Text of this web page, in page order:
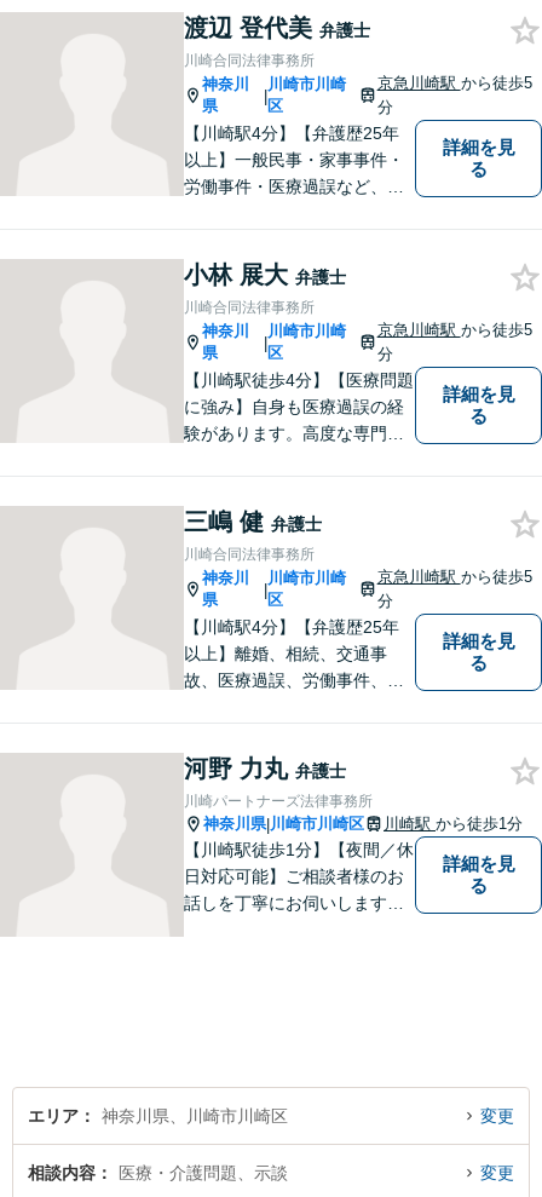
と情熱により実現してまいり
ます！お気軽にご相談を！
【初回相談無料】
渡辺 登代美 弁護士
川崎合同法律事務所
神奈川
県
|
川崎市川崎
区
京急川崎駅 から徒歩5
分
【川崎駅4分】【弁護歴25年
以上】一般民事・家事事件・
労働事件・医療過誤など、幅
お話できる弁護士です。どの
ような事案・相手であって
も、正当な権利の主張に努め
ます。ご相談お待ちしていま
す！
詳細を見
る
小林 展大 弁護士
川崎合同法律事務所
神奈川
県
|
川崎市川崎
区
京急川崎駅 から徒歩5
分
【川崎駅徒歩4分】【医療問題
に強み】自身も医療過誤の経
験があります。高度な専門知
て生活できるよう全力で取り
組みます。お気軽にご相談く
ださい！【医療事故情報セン
ター所属】
詳細を見
る
三嶋 健 弁護士
川崎合同法律事務所
神奈川
県
|
川崎市川崎
区
京急川崎駅 から徒歩5
分
【川崎駅4分】【弁護歴25年
以上】離婚、相続、交通事
故、医療過誤、労働事件、会
皆様を守れるよう尽力してい
ます。人権を守りながら社会
の役に立つことがやりがいで
す。【後払いOK】
詳細を見
る
河野 力丸 弁護士
川崎パートナーズ法律事務所
神奈川県|川崎市川崎区 川崎駅 から徒歩1分
【川崎駅徒歩1分】【夜間／休
日対応可能】ご相談者様のお
話しを丁寧にお伺いします。
ださい。
詳細を見
る
エリア 神奈川県、川崎市川崎区 変更
相談内容 医療・介護問題、示談 変更